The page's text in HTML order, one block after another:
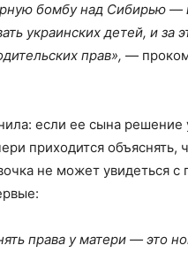
бомбу над Сибирью —
украинских детей, и за
прав», —
если ее сына решение
приходится
не может увидеться
права у матери — это